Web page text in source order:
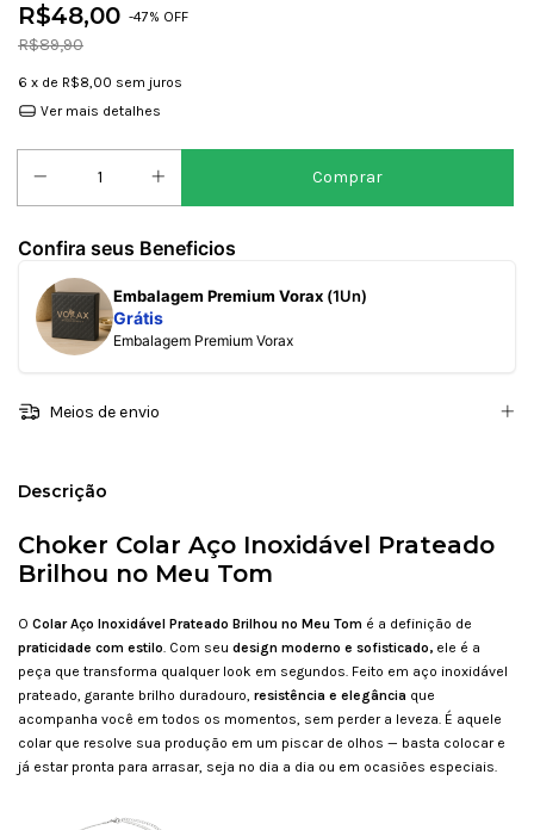
R$48,00 -47% OFF
R$89,90
6 x de R$8,00 sem juros
Ver mais detalhes
Confira seus Beneficios
Embalagem Premium Vorax (1Un)
Grátis
Embalagem Premium Vorax
Meios de envio
Descrição
Choker Colar Aço Inoxidável Prateado
Brilhou no Meu Tom
O Colar Aço Inoxidável Prateado Brilhou no Meu Tom é a definição de
praticidade com estilo. Com seu design moderno e sofisticado, ele é a
peça que transforma qualquer look em segundos. Feito em aço inoxidável
prateado, garante brilho duradouro, resistência e elegância que
acompanha você em todos os momentos, sem perder a leveza. É aquele
colar que resolve sua produção em um piscar de olhos — basta colocar e
já estar pronta para arrasar, seja no dia a dia ou em ocasiões especiais.